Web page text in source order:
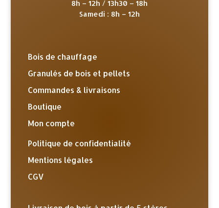
8h – 12h / 13h30 – 18h
Samedi : 8h – 12h
Bois de chauffage
Granulés de bois et pellets
Commandes & livraisons
Boutique
Mon compte
Politique de confidentialité
Mentions légales
CGV